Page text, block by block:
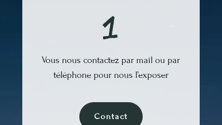
Vous nous contactez par mail ou par
téléphone pour nous l’exposer
Contact